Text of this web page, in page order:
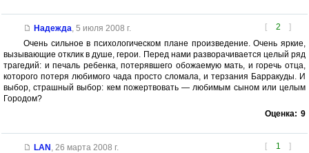
[ 2 ]
Надежда 5 июля 2008 г.
Очень сильное в психологическом плане произведение. Очень яркие,
вызывающие отклик в душе, герои. Перед нами разворачивается целый ряд
трагедий: и печаль ребенка, потерявшего обожаемую мать, и горечь отца,
которого потеря любимого чада просто сломала, и терзания Барракуды. И
выбор, страшный выбор: кем пожертвовать — любимым сыном или целым
Городом?
Оценка: 9
[ 1 ]
LAN 26 марта 2008 г.